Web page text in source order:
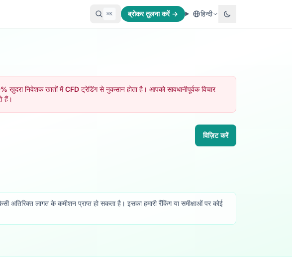
⌘K ब्रोकर तुलना करें → हिन्दी
निवेशक खातों में CFD ट्रेडिंग से नुकसान होता है। आपको सावधानीपूर्वक विचार
हैं।
विज़िट करें
लागत के कमीशन प्राप्त हो सकता है। इसका हमारी रैंकिंग या समीक्षाओं पर कोई